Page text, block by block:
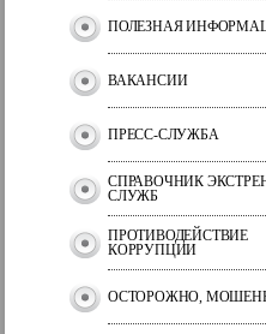
ПОЛЕЗНАЯ
ВАКАНСИИ
ПРЕСС-СЛУЖБА
СПРАВОЧНИК
СЛУЖБ
ПРОТИВОДЕЙСТВИЕ
КОРРУПЦИИ
ОСТОРОЖНО,